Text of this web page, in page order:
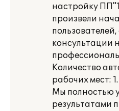
настройку
произвели
консультации
Количество
рабочих мест: 1.
Мы полностью
результатами